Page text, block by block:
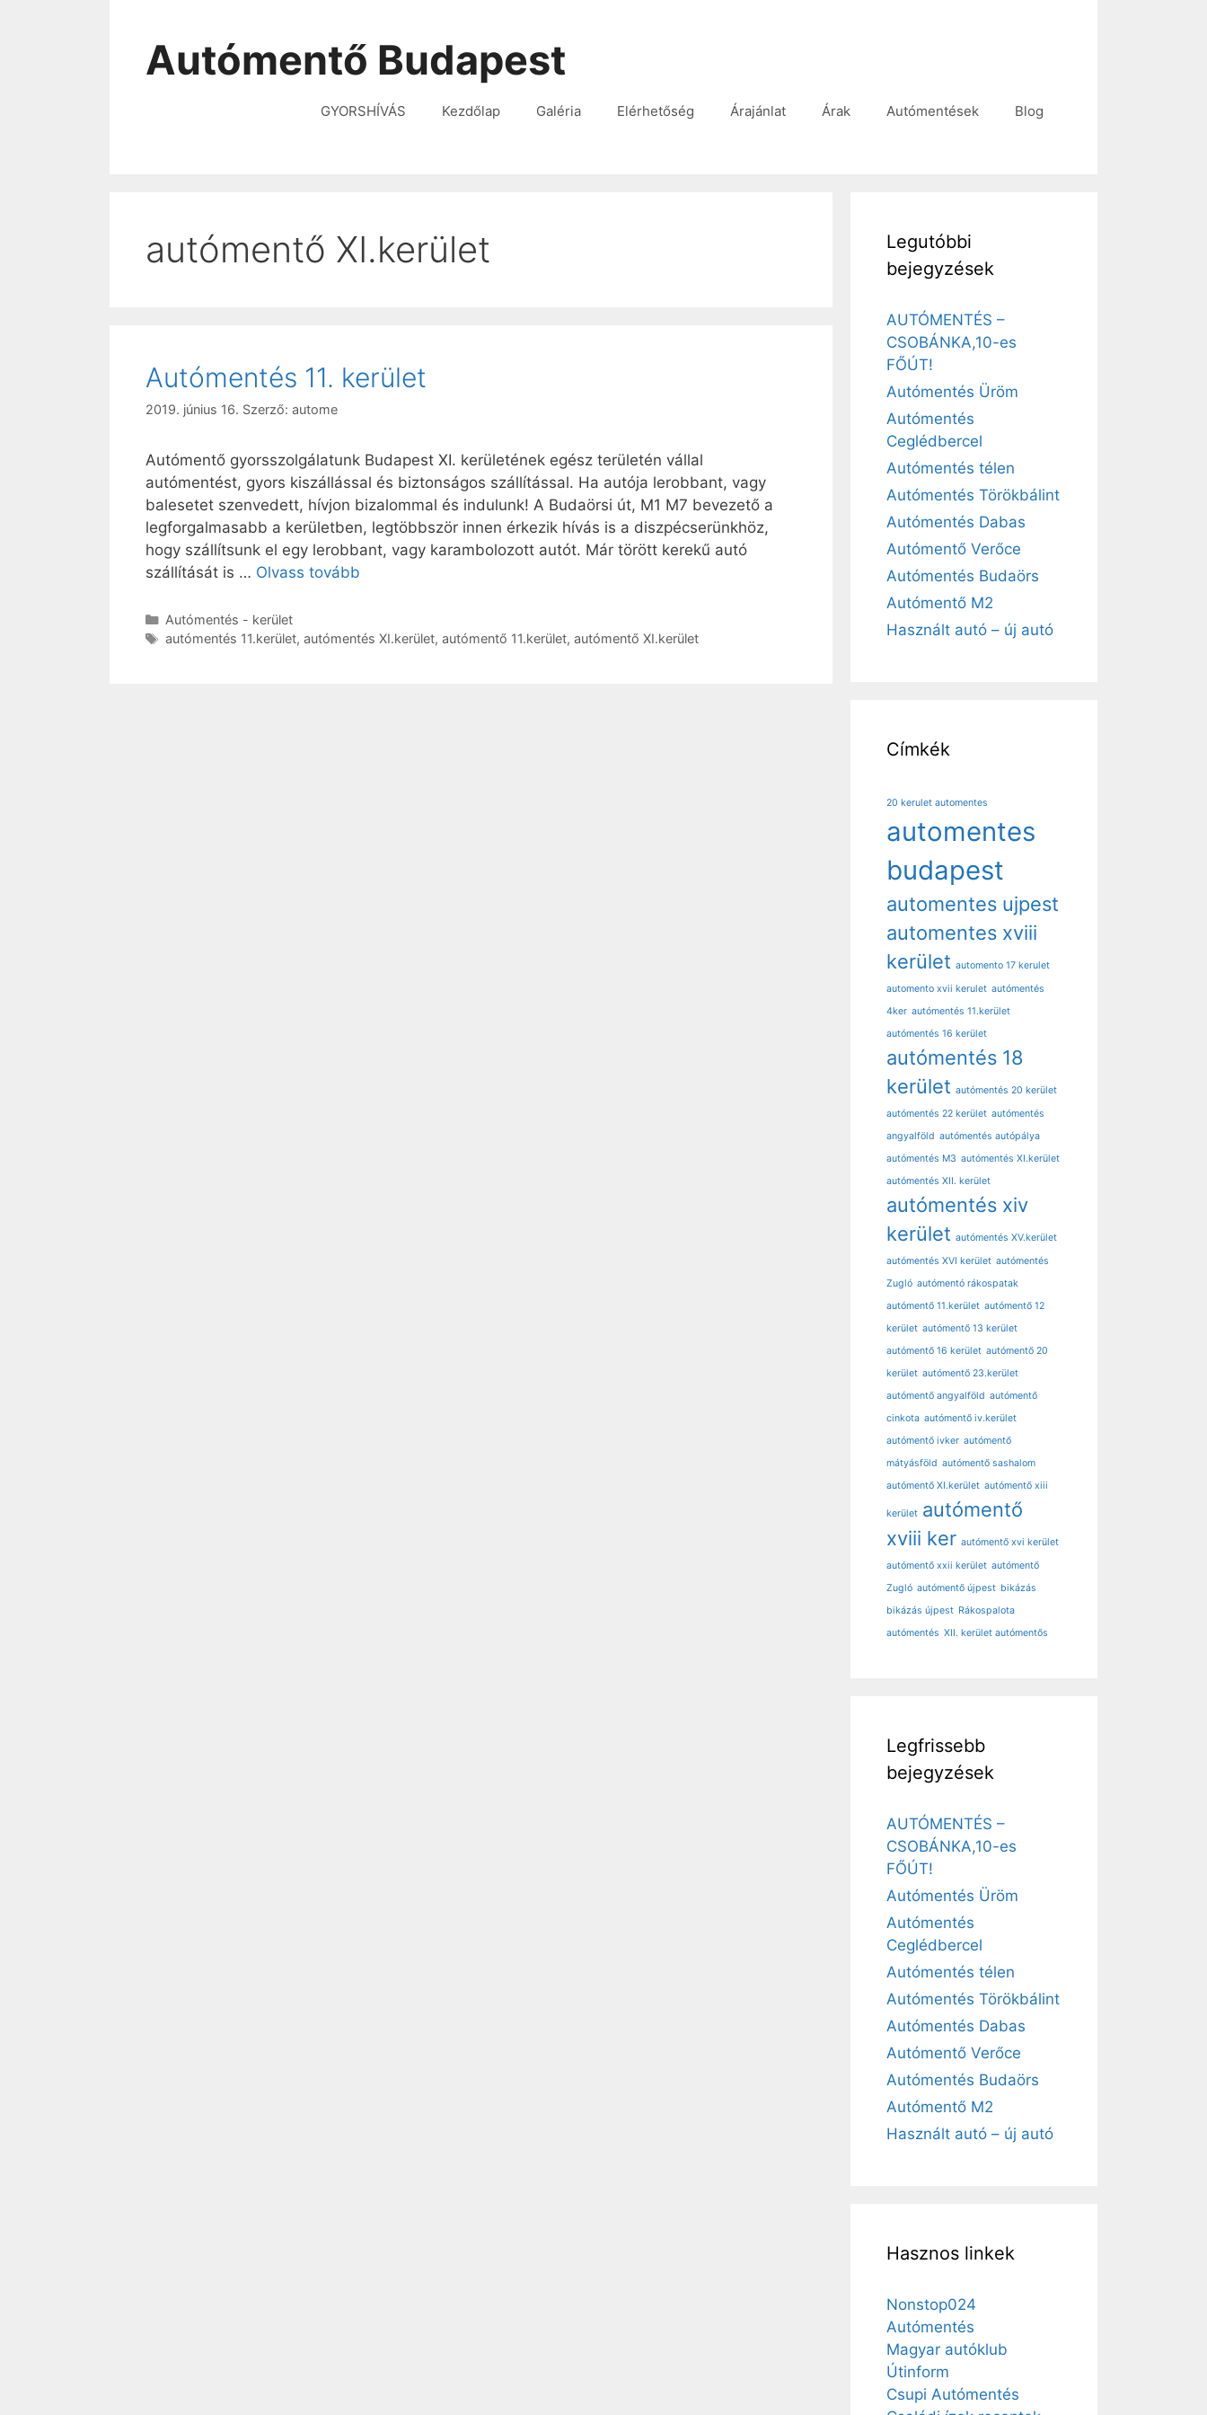
Autómentő Budapest
GYORSHÍVÁS Kezdőlap Galéria Elérhetőség Árajánlat Árak Autómentések Blog
autómentő XI.kerület
Autómentés 11. kerület
2019. június 16. Szerző: autome
Autómentő gyorsszolgálatunk Budapest XI. kerületének egész területén vállal
autómentést, gyors kiszállással és biztonságos szállítással. Ha autója lerobbant, vagy
balesetet szenvedett, hívjon bizalommal és indulunk! A Budaörsi út, M1 M7 bevezető a
legforgalmasabb a kerületben, legtöbbször innen érkezik hívás is a diszpécserünkhöz,
hogy szállítsunk el egy lerobbant, vagy karambolozott autót. Már törött kerekű autó
szállítását is … Olvass tovább
Autómentés - kerület
autómentés 11.kerület, autómentés XI.kerület, autómentő 11.kerület, autómentő XI.kerület
Legutóbbi
bejegyzések
AUTÓMENTÉS –
CSOBÁNKA,10-es
FŐÚT!
Autómentés Üröm
Autómentés
Ceglédbercel
Autómentés télen
Autómentés Törökbálint
Autómentés Dabas
Autómentő Verőce
Autómentés Budaörs
Autómentő M2
Használt autó – új autó
Címkék
20 kerulet automentes
automentes
budapest
automentes ujpest
automentes xviii
kerület automento 17 kerulet
automento xvii kerulet autómentés
4ker autómentés 11.kerület
autómentés 16 kerület
autómentés 18
kerület autómentés 20 kerület
autómentés 22 kerület autómentés
angyalföld autómentés autópálya
autómentés M3 autómentés XI.kerület
autómentés XII. kerület
autómentés xiv
kerület autómentés XV.kerület
autómentés XVI kerület autómentés
Zugló autómentó rákospatak
autómentő 11.kerület autómentő 12
kerület autómentő 13 kerület
autómentő 16 kerület autómentő 20
kerület autómentő 23.kerület
autómentő angyalföld autómentő
cinkota autómentő iv.kerület
autómentő ivker autómentő
mátyásföld autómentő sashalom
autómentő XI.kerület autómentő xiii
kerület autómentő
xviii ker autómentő xvi kerület
autómentő xxii kerület autómentő
Zugló autómentő újpest bikázás
bikázás újpest Rákospalota
autómentés XII. kerület autómentős
Legfrissebb
bejegyzések
AUTÓMENTÉS –
CSOBÁNKA,10-es
FŐÚT!
Autómentés Üröm
Autómentés
Ceglédbercel
Autómentés télen
Autómentés Törökbálint
Autómentés Dabas
Autómentő Verőce
Autómentés Budaörs
Autómentő M2
Használt autó – új autó
Hasznos linkek
Nonstop024
Autómentés
Magyar autóklub
Útinform
Csupi Autómentés